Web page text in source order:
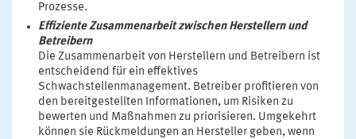
Prozesse.
Effiziente Zusammenarbeit zwischen Herstellern und
Betreibern
Die Zusammenarbeit von Herstellern und Betreibern ist
entscheidend für ein effektives
Schwachstellenmanagement. Betreiber profitieren von
den bereitgestellten Informationen, um Risiken zu
bewerten und Maßnahmen zu priorisieren. Umgekehrt
können sie Rückmeldungen an Hersteller geben, wenn